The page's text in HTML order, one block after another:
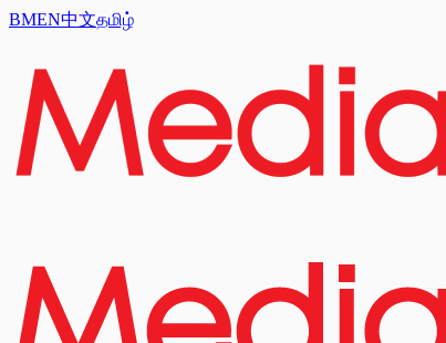
BMEN中文தமிழ்